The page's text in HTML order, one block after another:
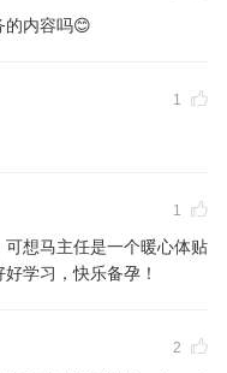
的内容吗😊
1
1
想马主任是一个暖心体贴
学习，快乐备孕！
2